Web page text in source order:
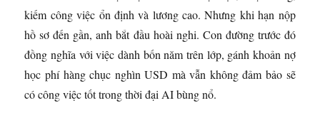
kiếm công việc ổn định và lương cao. Nhưng khi hạn nộp
hồ sơ đến gần, anh bắt đầu hoài nghi. Con đường trước đó
đồng nghĩa với việc dành bốn năm trên lớp, gánh khoản nợ
học phí hàng chục nghìn USD mà vẫn không đảm bảo sẽ
có công việc tốt trong thời đại AI bùng nổ.